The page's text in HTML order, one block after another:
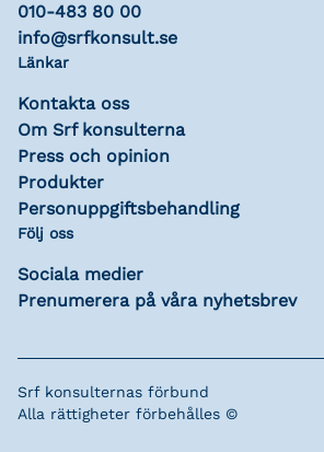
010-483 80 00
info@srfkonsult.se
Länkar
Kontakta oss
Om Srf konsulterna
Press och opinion
Produkter
Personuppgiftsbehandling
Följ oss
Sociala medier
Prenumerera på våra nyhetsbrev
Srf konsulternas förbund
Alla rättigheter förbehålles ©